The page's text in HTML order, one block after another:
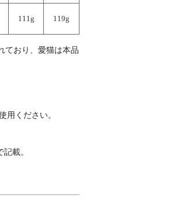
111g 119g
ており、愛猫は本品
用ください。
載。